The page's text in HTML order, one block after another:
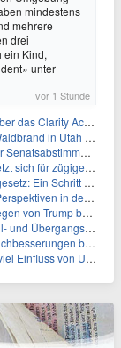
mindestens
mehrere
drei
ein Kind,
unter
vor 1 Stunde
und das Vertrauen der Investoren
in Utah ab
von Finanzierungsbedenken
angesichts von Shutdown-Risiken ein
Energieunabhängigkeit
beim CDC-Gedenkakt ein
Manager fallen
bei Frühstartrente
US-Tech-Konzernen